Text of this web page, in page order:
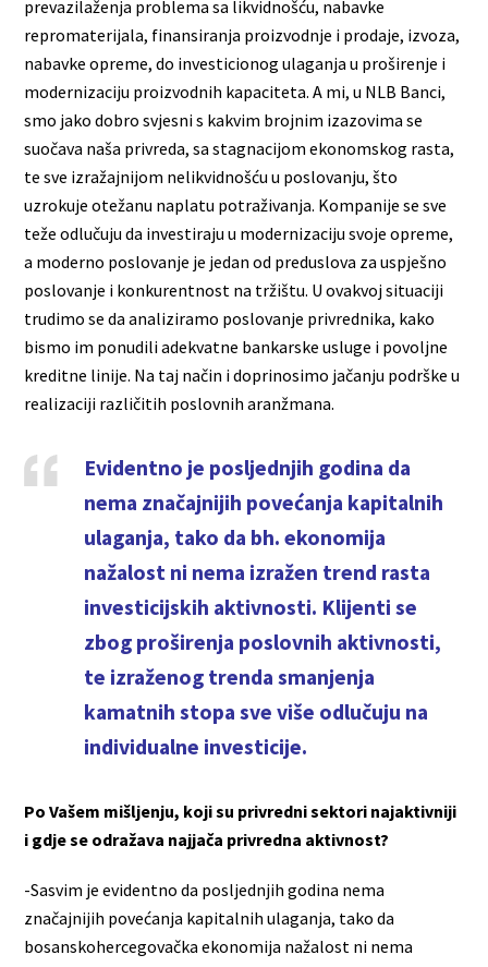
prevazilaženja problema sa likvidnošću, nabavke
repromaterijala, finansiranja proizvodnje i prodaje, izvoza,
nabavke opreme, do investicionog ulaganja u proširenje i
modernizaciju proizvodnih kapaciteta. A mi, u NLB Banci,
smo jako dobro svjesni s kakvim brojnim izazovima se
suočava naša privreda, sa stagnacijom ekonomskog rasta,
te sve izražajnijom nelikvidnošću u poslovanju, što
uzrokuje otežanu naplatu potraživanja. Kompanije se sve
teže odlučuju da investiraju u modernizaciju svoje opreme,
a moderno poslovanje je jedan od preduslova za uspješno
poslovanje i konkurentnost na tržištu. U ovakvoj situaciji
trudimo se da analiziramo poslovanje privrednika, kako
bismo im ponudili adekvatne bankarske usluge i povoljne
kreditne linije. Na taj način i doprinosimo jačanju podrške u
realizaciji različitih poslovnih aranžmana.
Evidentno je posljednjih godina da
nema značajnijih povećanja kapitalnih
ulaganja, tako da bh. ekonomija
nažalost ni nema izražen trend rasta
investicijskih aktivnosti. Klijenti se
zbog proširenja poslovnih aktivnosti,
te izraženog trenda smanjenja
kamatnih stopa sve više odlučuju na
individualne investicije.
Po Vašem mišljenju, koji su privredni sektori najaktivniji
i gdje se odražava najjača privredna aktivnost?
-Sasvim je evidentno da posljednjih godina nema
značajnijih povećanja kapitalnih ulaganja, tako da
bosanskohercegovačka ekonomija nažalost ni nema